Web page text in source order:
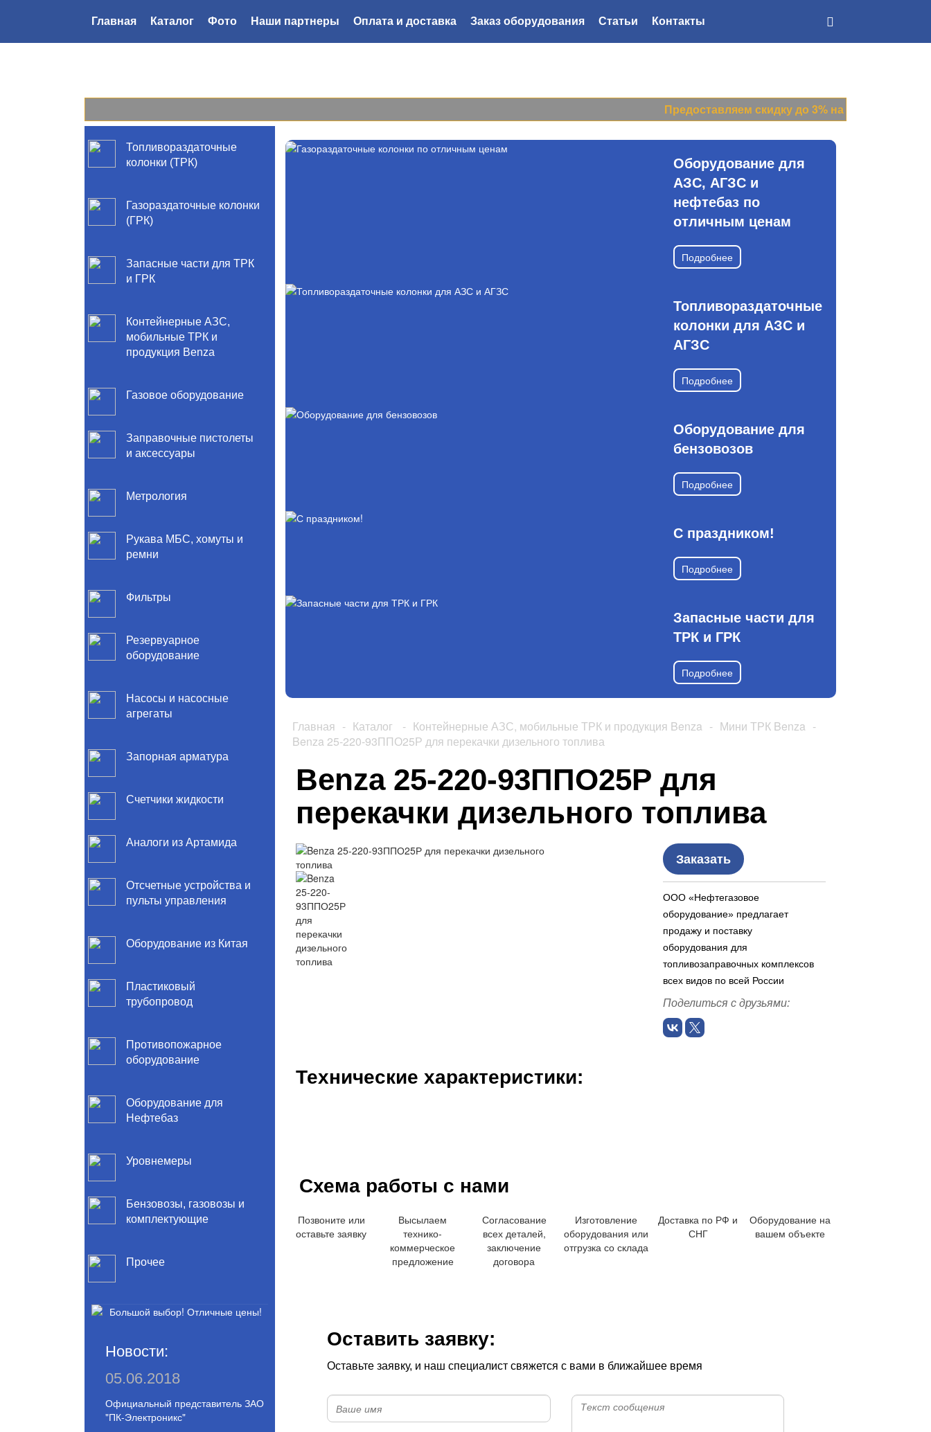
Главная Каталог Фото Наши партнеры Оплата и доставка Заказ оборудования Статьи Контакты
Предоставляем скидку до 3% на все цены прайс-
Топливораздаточные
колонки (ТРК)
Газораздаточные колонки
(ГРК)
Запасные части для ТРК
и ГРК
Контейнерные АЗС,
мобильные ТРК и
продукция Benza
Газовое оборудование
Заправочные пистолеты
и аксессуары
Метрология
Рукава МБС, хомуты и
ремни
Фильтры
Резервуарное
оборудование
Насосы и насосные
агрегаты
Запорная арматура
Счетчики жидкости
Аналоги из Артамида
Отсчетные устройства и
пульты управления
Оборудование из Китая
Пластиковый
трубопровод
Противопожарное
оборудование
Оборудование для
Нефтебаз
Уровнемеры
Бензовозы, газовозы и
комплектующие
Прочее
Новости:
05.06.2018
Официальный представитель ЗАО
"ПК-Электроникс"
Оборудование для
АЗС, АГЗС и
нефтебаз по
отличным ценам
Подробнее
Топливораздаточные
колонки для АЗС и
АГЗС
Подробнее
Оборудование для
бензовозов
Подробнее
С праздником!
Подробнее
Запасные части для
ТРК и ГРК
Подробнее
Главная - Каталог - Контейнерные АЗС, мобильные ТРК и продукция Benza - Мини ТРК Benza -
Benza 25-220-93ППО25Р для перекачки дизельного топлива
Benza 25-220-93ППО25Р для
перекачки дизельного топлива
Заказать
ООО «Нефтегазовое
оборудование» предлагает
продажу и поставку
оборудования для
топливозаправочных комплексов
всех видов по всей России
Поделиться с друзьями:
Технические характеристики:
Схема работы с нами
Позвоните или
оставьте заявку
Высылаем
технико-
коммерческое
предложение
Согласование
всех деталей,
заключение
договора
Изготовление
оборудования или
отгрузка со склада
Доставка по РФ и
СНГ
Оборудование на
вашем объекте
Оставить заявку:
Оставьте заявку, и наш специалист свяжется с вами в ближайшее время